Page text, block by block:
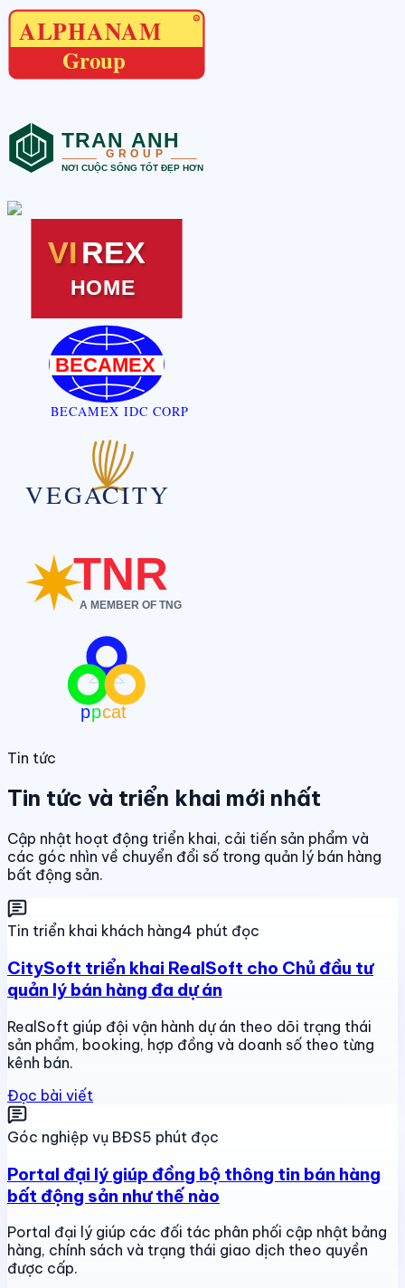
Tin tức
Tin tức và triển khai mới nhất
Cập nhật hoạt động triển khai, cải tiến sản phẩm và
các góc nhìn về chuyển đổi số trong quản lý bán hàng
bất động sản.
Tin triển khai khách hàng4 phút đọc
CitySoft triển khai RealSoft cho Chủ đầu tư
quản lý bán hàng đa dự án
RealSoft giúp đội vận hành dự án theo dõi trạng thái
sản phẩm, booking, hợp đồng và doanh số theo từng
kênh bán.
Đọc bài viết
Góc nghiệp vụ BĐS5 phút đọc
Portal đại lý giúp đồng bộ thông tin bán hàng
bất động sản như thế nào
Portal đại lý giúp các đối tác phân phối cập nhật bảng
hàng, chính sách và trạng thái giao dịch theo quyền
được cấp.